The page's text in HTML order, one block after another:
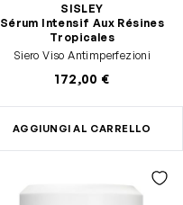
SISLEY
Sérum Intensif Aux Résines
Tropicales
Siero Viso Antimperfezioni
172,00 €
AGGIUNGI AL CARRELLO